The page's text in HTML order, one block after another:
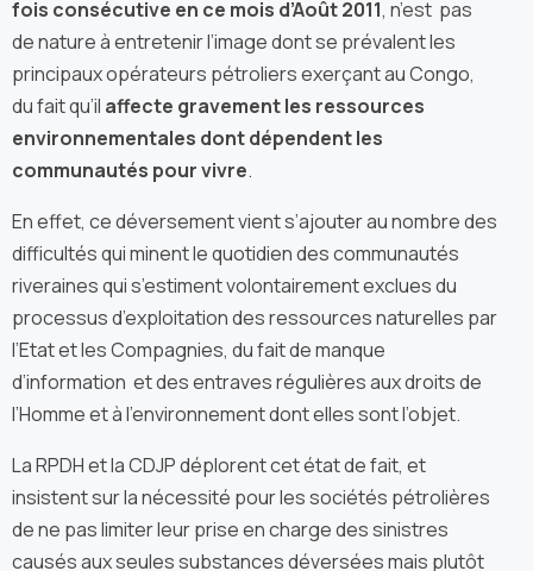
fois consécutive en ce mois d’Août 2011, n’est pas
de nature à entretenir l’image dont se prévalent les
principaux opérateurs pétroliers exerçant au Congo,
du fait qu’il affecte gravement les ressources
environnementales dont dépendent les
communautés pour vivre.
En effet, ce déversement vient s’ajouter au nombre des
difficultés qui minent le quotidien des communautés
riveraines qui s’estiment volontairement exclues du
processus d’exploitation des ressources naturelles par
l’Etat et les Compagnies, du fait de manque
d’information et des entraves régulières aux droits de
l’Homme et à l’environnement dont elles sont l’objet.
La RPDH et la CDJP déplorent cet état de fait, et
insistent sur la nécessité pour les sociétés pétrolières
de ne pas limiter leur prise en charge des sinistres
causés aux seules substances déversées mais plutôt